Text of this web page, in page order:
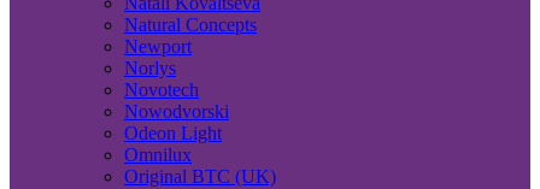
Natural Concepts
Newport
Norlys
Novotech
Nowodvorski
Odeon Light
Omnilux
Original BTC (UK)